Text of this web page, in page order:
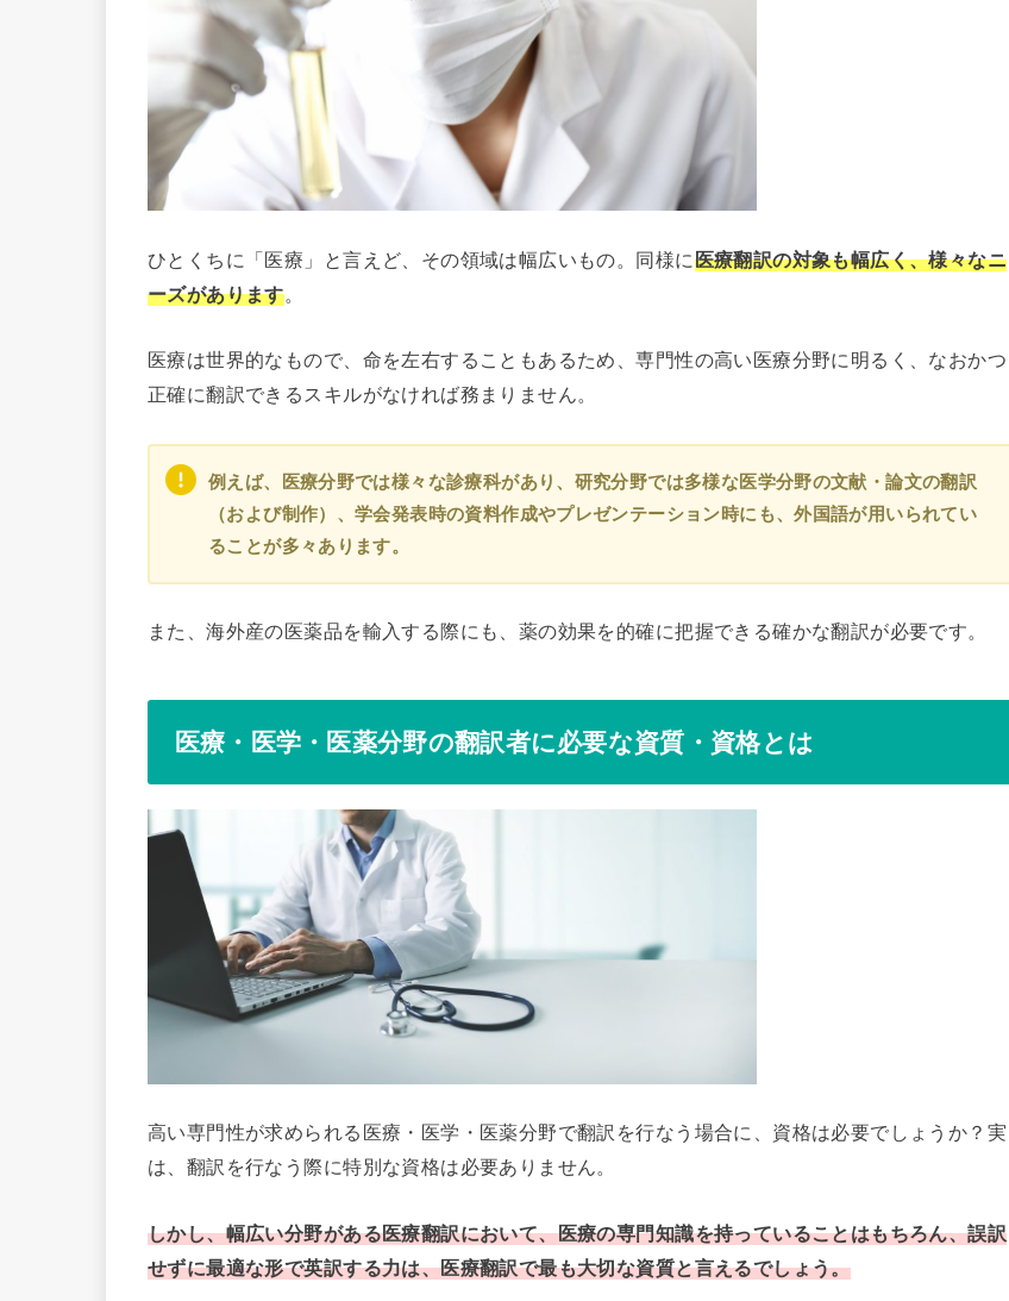
ひとくちに「医療」と言えど、その領域は幅広いもの。同様に医療翻訳の対象も幅広く、様々なニ
ーズがあります。
医療は世界的なもので、命を左右することもあるため、専門性の高い医療分野に明るく、なおかつ
正確に翻訳できるスキルがなければ務まりません。
例えば、医療分野では様々な診療科があり、研究分野では多様な医学分野の文献・論文の翻訳
（および制作）、学会発表時の資料作成やプレゼンテーション時にも、外国語が用いられてい
ることが多々あります。
また、海外産の医薬品を輸入する際にも、薬の効果を的確に把握できる確かな翻訳が必要です。
医療・医学・医薬分野の翻訳者に必要な資質・資格とは
高い専門性が求められる医療・医学・医薬分野で翻訳を行なう場合に、資格は必要でしょうか？実
は、翻訳を行なう際に特別な資格は必要ありません。
しかし、幅広い分野がある医療翻訳において、医療の専門知識を持っていることはもちろん、誤訳
せずに最適な形で英訳する力は、医療翻訳で最も大切な資質と言えるでしょう。